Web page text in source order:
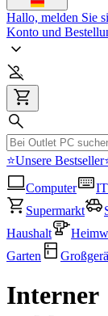
Hallo, melden Sie
Konto und
⭐Unsere
Computer
Supermarkt
Haushalt
Garten
Interner